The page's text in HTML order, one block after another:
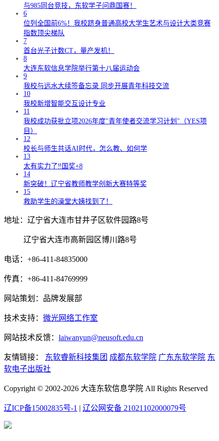
与985同台竞技，东软学子问鼎国赛！
6
位列全国前6%！我校跻身普通高校大学生艺术与设计大类竞赛
指数顶尖梯队
7
首台光子计数CT，量产发机！
8
大连东软信息学院举行第十八届运动会
9
我校与远水大续签备忘录 同步开展青年科技交流
10
我校新增智能交互设计专业
11
我校成功获批立项2026年度"青年使者交流学习计划"（YES项
目）
12
校长与师生共话AI时代，怎么教、如何学
13
太有实力了‼️国奖+8
14
新突破！辽宁省教师教学创新大赛特等奖
15
救助学生的澡堂大姨找到了！
地址：辽宁省大连市甘井子区软件园路8号
辽宁省大连市高新园区博川路8号
电话：+86-411-84835000
传真：+86-411-84769999
网站策划：品牌发展部
技术支持： 微光网络工作室
网站技术反馈： laiwanyun@neusoft.edu.cn
友情链接： 东软睿新科技集团 成都东软学院 广东东软学院 东
软电子出版社
Copyright © 2002-2026 大连东软信息学院 All Rights Reserved
辽ICP备15002835号-1 | 辽公网安备 21021102000079号